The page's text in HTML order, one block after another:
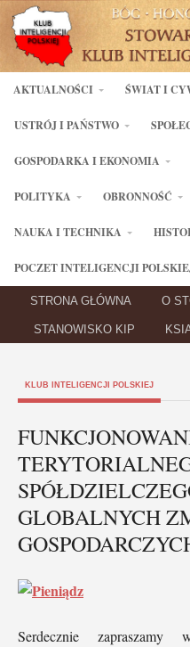
AKTUALNOŚCI ŚWIAT I
USTRÓJ I PAŃSTWO
GOSPODARKA I EKONOMIA
POLITYKA OBRONNOŚĆ
NAUKA I TECHNIKA
POCZET INTELIGENCJI
STRONA GŁÓWNA O
STANOWISKO KIP
KLUB INTELIGENCJI POLSKIEJ
GLOBALNYCH
Serdecznie